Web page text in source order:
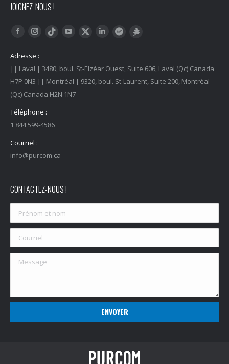
JOIGNEZ-NOUS !
Trouvez nous sur :
FacebookInstagram
Tiktok YouTubeTwitter LinkedInSpotify
Adresse :
|| Laval | 3480, boul. St-Elzéar Ouest, Suite 606, Laval (Qc) Canada
H7P 0N3 || Montréal | 9320, boul. St-Laurent, Suite 200, Montréal
(Qc) Canada H2N 1N7
Téléphone :
1 844 599-4586
Courriel :
info@purcom.ca
CONTACTEZ-NOUS !